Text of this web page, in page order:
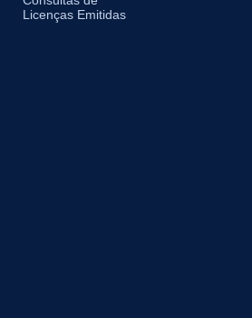
Licenças Emitidas